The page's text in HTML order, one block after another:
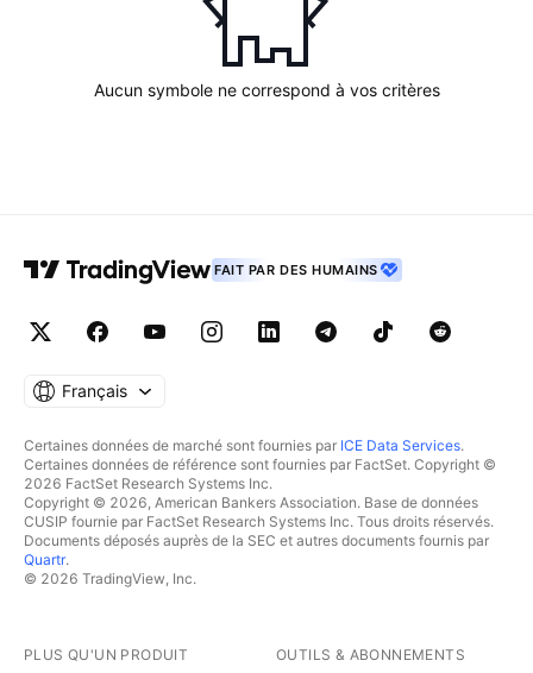
Aucun symbole ne correspond à vos critères
FAIT PAR DES HUMAINS
Français
Certaines données de marché sont fournies par ICE Data Services.
Certaines données de référence sont fournies par FactSet. Copyright ©
2026 FactSet Research Systems Inc.
Copyright © 2026, American Bankers Association. Base de données
CUSIP fournie par FactSet Research Systems Inc. Tous droits réservés.
Documents déposés auprès de la SEC et autres documents fournis par
Quartr.
© 2026 TradingView, Inc.
PLUS QU'UN PRODUIT OUTILS & ABONNEMENTS